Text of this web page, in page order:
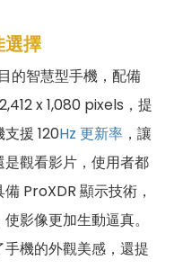
選擇
的智慧型手機，配備
x 1,080 pixels，提
援 120Hz 更新率 ，讓
觀看影片，使用者都
ProXDR 顯示技術，
影像更加生動逼真。
機的外觀美感，還提